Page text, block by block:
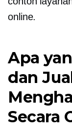
online.
Apa
dan
Secara